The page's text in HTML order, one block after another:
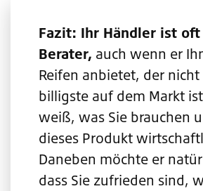
Fazit: Ihr Händler ist
Berater, auch wenn er
Reifen anbietet, der nicht
billigste auf dem Markt
weiß, was Sie brauchen
dieses Produkt
Daneben möchte er
dass Sie zufrieden sind,